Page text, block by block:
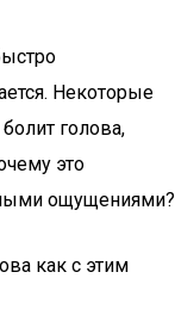
Некоторые
голова,
это
ощущениями?